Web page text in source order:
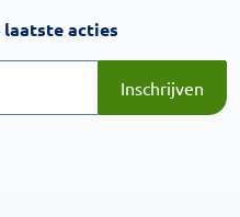
laatste acties
Inschrijven